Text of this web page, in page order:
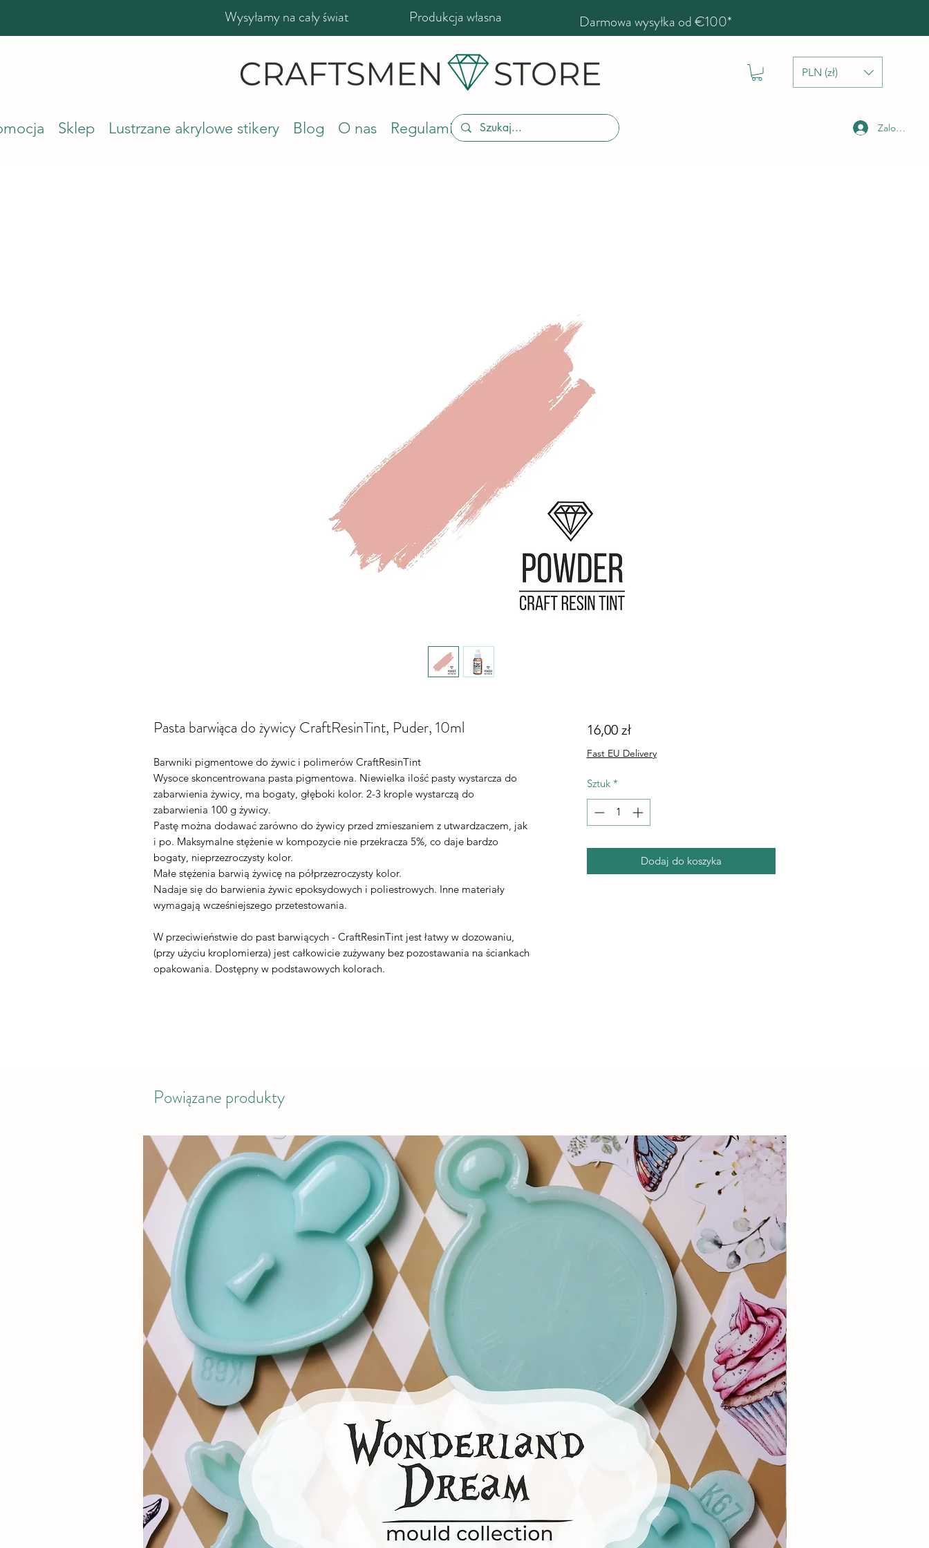
Wysyłamy na cały świat Produkcja własna Darmowa wysyłka od €100*
PLN (zł)
Sklep Lustrzane akrylowe stikery Blog O nas Regulamin sklepu Zaloguj się
Pasta barwiąca do żywicy CraftResinTint, Puder, 10ml
Barwniki pigmentowe do żywic i polimerów CraftResinTint
Wysoce skoncentrowana pasta pigmentowa. Niewielka ilość pasty wystarcza do
zabarwienia żywicy, ma bogaty, głęboki kolor. 2-3 krople wystarczą do
zabarwienia 100 g żywicy.
Pastę można dodawać zarówno do żywicy przed zmieszaniem z utwardzaczem, jak
i po. Maksymalne stężenie w kompozycie nie przekracza 5%, co daje bardzo
bogaty, nieprzezroczysty kolor.
Małe stężenia barwią żywicę na półprzezroczysty kolor.
Nadaje się do barwienia żywic epoksydowych i poliestrowych. Inne materiały
wymagają wcześniejszego przetestowania.
W przeciwieństwie do past barwiących - CraftResinTint jest łatwy w dozowaniu,
(przy użyciu kroplomierza) jest całkowicie zużywany bez pozostawania na ściankach
opakowania. Dostępny w podstawowych kolorach.
16,00 złCena
Fast EU Delivery
Sztuk *
Dodaj do koszyka
Powiązane produkty